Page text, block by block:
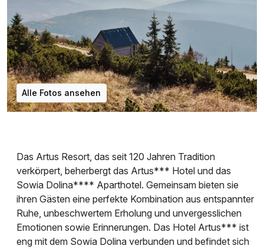
Alle Fotos ansehen
Das Artus Resort, das seit 120 Jahren Tradition
verkörpert, beherbergt das Artus*** Hotel und das
Sowia Dolina**** Aparthotel. Gemeinsam bieten sie
ihren Gästen eine perfekte Kombination aus entspannter
Ruhe, unbeschwertem Erholung und unvergesslichen
Emotionen sowie Erinnerungen. Das Hotel Artus*** ist
eng mit dem Sowia Dolina verbunden und befindet sich